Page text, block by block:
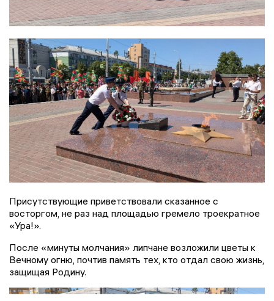
Присутствующие приветствовали сказанное с
восторгом, не раз над площадью гремело троекратное
«Ура!».
После «минуты молчания» липчане возложили цветы к
Вечному огню, почтив память тех, кто отдал свою жизнь,
защищая Родину.